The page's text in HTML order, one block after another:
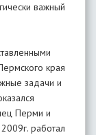
важный
края
задачи и
Перми и
работал